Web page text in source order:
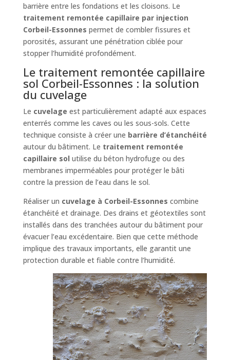
barrière entre les fondations et les cloisons. Le
traitement remontée capillaire par injection
Corbeil-Essonnes permet de combler fissures et
porosités, assurant une pénétration ciblée pour
stopper l’humidité profondément.
Le traitement remontée capillaire
sol Corbeil-Essonnes : la solution
du cuvelage
Le cuvelage est particulièrement adapté aux espaces
enterrés comme les caves ou les sous-sols. Cette
technique consiste à créer une barrière d’étanchéité
autour du bâtiment. Le traitement remontée
capillaire sol utilise du béton hydrofuge ou des
membranes imperméables pour protéger le bâti
contre la pression de l’eau dans le sol.
Réaliser un cuvelage à Corbeil-Essonnes combine
étanchéité et drainage. Des drains et géotextiles sont
installés dans des tranchées autour du bâtiment pour
évacuer l’eau excédentaire. Bien que cette méthode
implique des travaux importants, elle garantit une
protection durable et fiable contre l’humidité.